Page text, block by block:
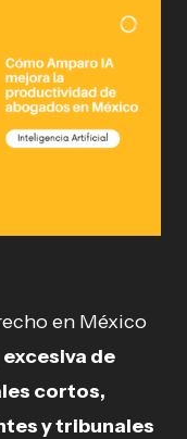
en México
excesiva de
cortos,
y tribunales